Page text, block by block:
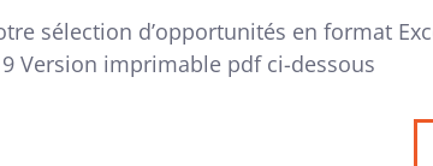
sélection d’opportunités en format
Version imprimable pdf ci-dessous